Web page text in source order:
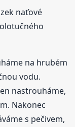
naťové
na hrubém
vodu.
nastrouháme,
Nakonec
s pečivem,